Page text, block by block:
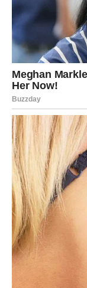
U manjoj posudi
pavlakom dok ne
Dodajte smjesu
kreme i miješajte
Sastavite tortu:
Kada se kolač
Po želji tortu
ili bilo kojim drugim
Uživajte u svojoj
jednostavan
o proslavi ili